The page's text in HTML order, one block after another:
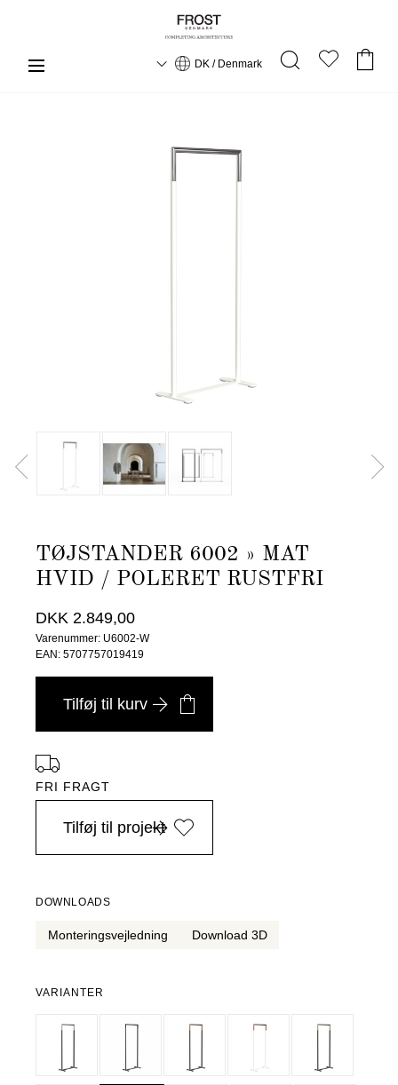
DK / Denmark
TØJSTANDER 6002 » MAT
HVID / POLERET RUSTFRI
DKK 2.849,00
Varenummer: U6002-W
EAN: 5707757019419
Tilføj til kurv
FRI FRAGT
i Danmark ved køb over 4.999 DKK, -
Tilføj til projekt
DOWNLOADS
Monteringsvejledning Download 3D
VARIANTER